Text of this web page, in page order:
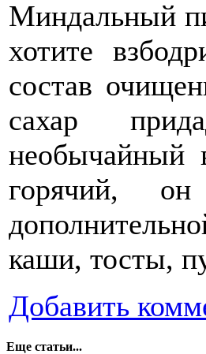
Миндальный
хотите
состав
сахар
необычайный
горячий, он
каши, тосты,
Добавить
Еще статьи...